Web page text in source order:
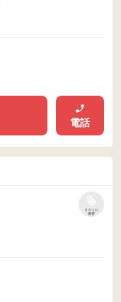
電話
リストに
保存